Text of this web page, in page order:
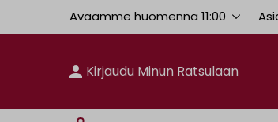
Avaamme huomenna 11:00
Kirjaudu Minun Ratsulaan